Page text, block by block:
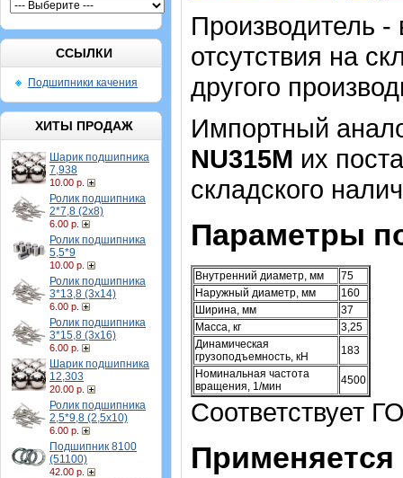
ССЫЛКИ
Подшипники качения
ХИТЫ ПРОДАЖ
Шарик подшипника
7,938
10.00 р.
Ролик подшипника
2*7,8 (2х8)
6.00 р.
Ролик подшипника
5,5*9
10.00 р.
Ролик подшипника
3*13,8 (3х14)
6.00 р.
Ролик подшипника
3*15,8 (3х16)
6.00 р.
Шарик подшипника
12,303
20.00 р.
Ролик подшипника
2,5*9,8 (2,5х10)
6.00 р.
Подшипник 8100
(51100)
42.00 р.
Производитель
отсутствия на
другого
Импортный
NU315M их
складского
Параметры
Внутренний диаметр, мм
75
Наружный диаметр, мм
160
Ширина, мм
37
Масса, кг
3,25
Динамическая
грузоподъемность, кН
183
Номинальная частота
вращения, 1/мин
4500
Соответствует